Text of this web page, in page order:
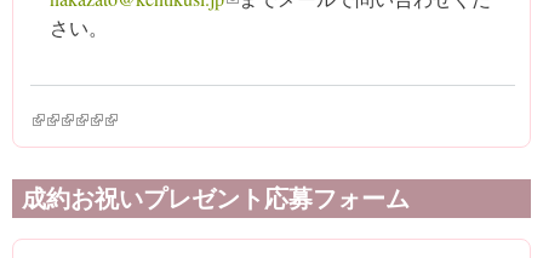
さい。
(link is external)
(link is external)
(link is external)
(link is external)
(link is external)
(link is external)
成約お祝いプレゼント応募フォーム